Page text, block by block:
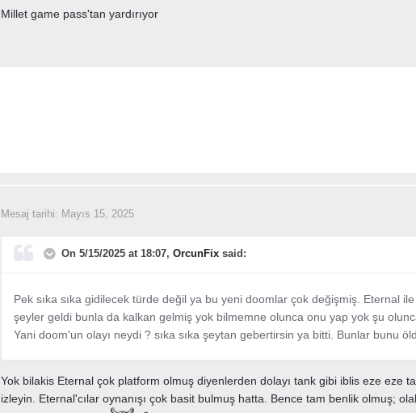
Millet game pass'tan yardırıyor
Mesaj tarihi: Mayıs 15, 2025
On 5/15/2025 at 18:07, OrcunFixsaid:
Pek sıka sıka gidilecek türde değil ya bu yeni doomlar çok değişmiş. Eternal
şeyler geldi bunla da kalkan gelmiş yok bilmemne olunca onu yap yok şu
Yani doom'un olayı neydi ? sıka sıka şeytan gebertirsin ya bitti. Bunlar bunu
Yok bilakis Eternal çok platform olmuş diyenlerden dolayı tank gibi iblis eze eze
izleyin. Eternal'cılar oynanışı çok basit bulmuş hatta. Bence tam benlik olmuş;